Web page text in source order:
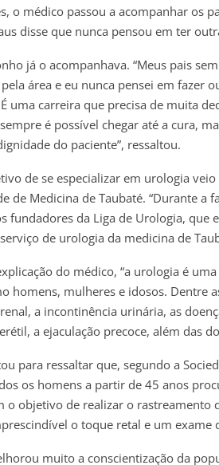
o médico passou a acompanhar os
disse que nunca pensou em ter
já o acompanhava. “Meus pais
área e eu nunca pensei em fazer
uma carreira que precisa de muita
é possível chegar até a cura,
do paciente”, ressaltou.
de se especializar em urologia
de Medicina de Taubaté. “Durante a
fundadores da Liga de Urologia, que
de urologia da medicina de
do médico, “a urologia é
homens, mulheres e idosos. Dentre
a incontinência urinária, as
a ejaculação precoce, além das
para ressaltar que, segundo a
os homens a partir de 45 anos
o objetivo de realizar o rastreamento
o toque retal e um exame
muito a conscientização da